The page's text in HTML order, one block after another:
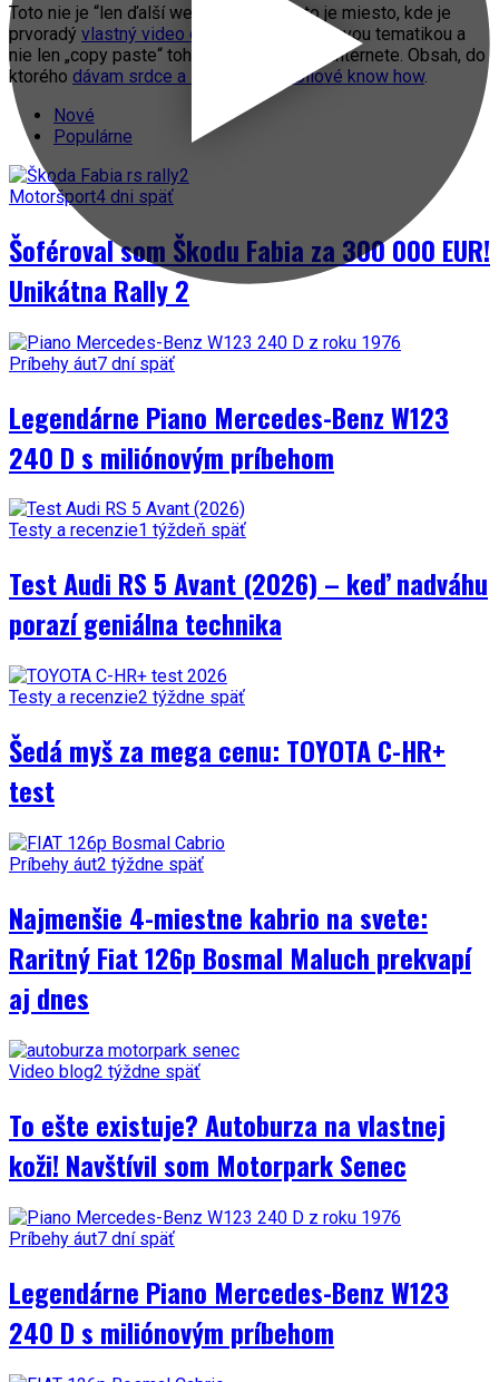
Toto nie je “len ďalší web o autách”. Toto je miesto, kde je
prvoradý vlastný video obsah
s automobilovou tematikou a
nie len „copy paste“ toho, čo práve fičí na internete. Obsah, do
ktorého dávam srdce a svoje automobilové know how.
Nové
Populárne
Motoršport4 dni späť
Šoféroval som Škodu Fabia za 300 000 EUR!
Unikátna Rally 2
Príbehy áut7 dní späť
Legendárne Piano Mercedes-Benz W123
240 D s miliónovým príbehom
Testy a recenzie1 týždeň späť
Test Audi RS 5 Avant (2026) – keď nadváhu
porazí geniálna technika
Testy a recenzie2 týždne späť
Šedá myš za mega cenu: TOYOTA C-HR+
test
Príbehy áut2 týždne späť
Najmenšie 4-miestne kabrio na svete:
Raritný Fiat 126p Bosmal Maluch prekvapí
aj dnes
Video blog2 týždne späť
To ešte existuje? Autoburza na vlastnej
koži! Navštívil som Motorpark Senec
Príbehy áut7 dní späť
Legendárne Piano Mercedes-Benz W123
240 D s miliónovým príbehom